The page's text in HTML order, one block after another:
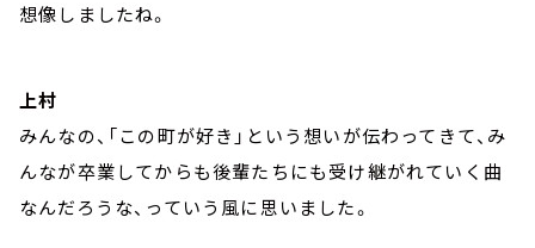
想像しましたね。
上村
みんなの、「この町が好き」という想いが伝わってきて、み
んなが卒業してからも後輩たちにも受け継がれていく曲
なんだろうな、っていう風に思いました。